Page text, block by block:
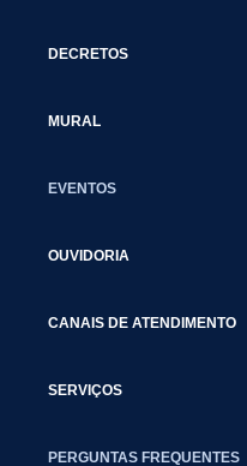
DECRETOS
MURAL
EVENTOS
OUVIDORIA
CANAIS DE ATENDIMENTO
SERVIÇOS
PERGUNTAS FREQUENTES